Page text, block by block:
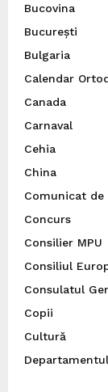
Bucovina
București
Bulgaria
Calendar
Canada
Carnaval
Cehia
China
Comunicat de
Concurs
Consilier MPU
Consiliul
Consulatul
Copii
Cultură